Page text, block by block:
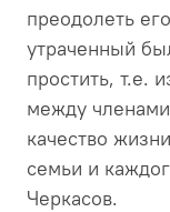
преодолеть
утраченный
простить, т.е.
между
качество
семьи и
Черкасов.